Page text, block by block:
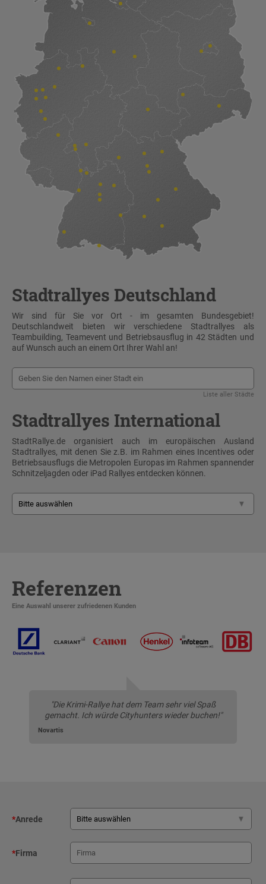
Stadtrallyes Deutschland
Wir sind für Sie vor Ort - im gesamten Bundesgebiet!
Deutschlandweit bieten wir verschiedene Stadtrallyes als
Teambuilding, Teamevent und Betriebsausflug in 42 Städten und
auf Wunsch auch an einem Ort Ihrer Wahl an!
Liste aller Städte
Stadtrallyes International
StadtRallye.de organisiert auch im europäischen Ausland
Stadtrallyes, mit denen Sie z.B. im Rahmen eines Incentives oder
Betriebsausflugs die Metropolen Europas im Rahmen spannender
Schnitzeljagden oder iPad Rallyes entdecken können.
Referenzen
Eine Auswahl unserer zufriedenen Kunden
"Die Krimi-Rallye hat dem Team sehr viel Spaß
gemacht. Ich würde Cityhunters wieder buchen!"
Novartis
*Anrede
*Firma